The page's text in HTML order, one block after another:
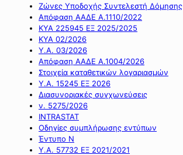
Ζώνες Υποδοχής Συντελεστή Δόμησης
Απόφαση ΑΑΔΕ Α.1110/2022
ΚΥΑ 225945 ΕΞ 2025/2025
ΚΥΑ 02/2026
Υ.Α. 03/2026
Απόφαση ΑΑΔΕ Α.1004/2026
Στοιχεία καταθετικών λογαριασμών
Υ.Α. 15245 ΕΞ 2026
Διασυνοριακές συγχωνεύσεις
ν. 5275/2026
INTRASTAT
Οδηγίες συμπλήρωσης εντύπων
Έντυπο Ν
Υ.Α. 57732 ΕΞ 2021/2021